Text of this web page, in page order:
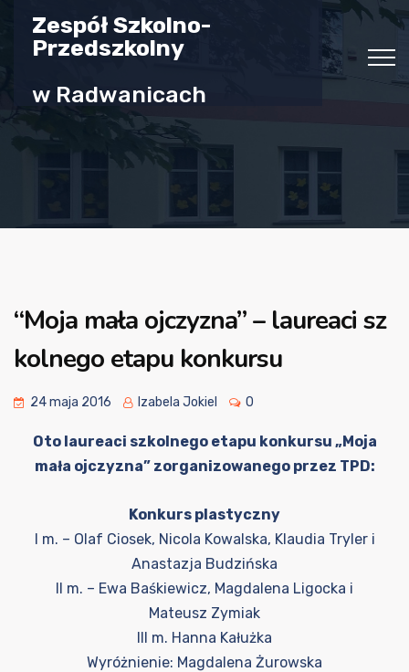
Zespół Szkolno-
Przedszkolny
w Radwanicach
“Moja mała ojczyzna” – laureaci sz
kolnego etapu konkursu
24 maja 2016 Izabela Jokiel 0
Oto laureaci szkolnego etapu konkursu „Moja
mała ojczyzna” zorganizowanego przez TPD:
Konkurs plastyczny
I m. – Olaf Ciosek, Nicola Kowalska, Klaudia Tryler i
Anastazja Budzińska
II m. – Ewa Baśkiewicz, Magdalena Ligocka i
Mateusz Zymiak
III m. Hanna Kałużka
Wyróżnienie: Magdalena Żurowska